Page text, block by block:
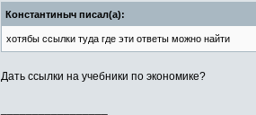
Константиныч писал(а):
хотябы ссылки туда где эти ответы можно найти
Дать ссылки на учебники по экономике?